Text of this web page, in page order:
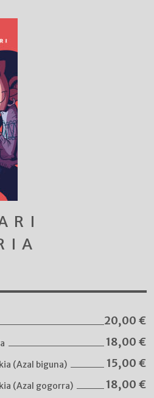
20,00 €
18,00 €
(Azal biguna) 15,00 €
(Azal gogorra) 18,00 €